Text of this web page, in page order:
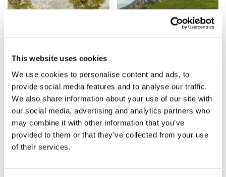
This website uses cookies
We use cookies to personalise content and ads, to
provide social media features and to analyse our traffic.
We also share information about your use of our site with
our social media, advertising and analytics partners who
may combine it with other information that you’ve
provided to them or that they’ve collected from your use
of their services.